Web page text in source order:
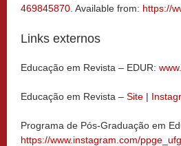
469845870 . Available from: https://
Links externos
Educação em Revista – EDUR:
Educação em Revista – Site |
Programa de Pós-Graduação em
https://www.instagram.com/